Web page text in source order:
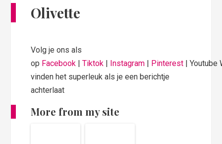
Olivette
Volg je ons als
op Facebook |Tiktok | Instagram | Pinterest | Youtube
vinden het superleuk als je een berichtje
achterlaat
More from my site